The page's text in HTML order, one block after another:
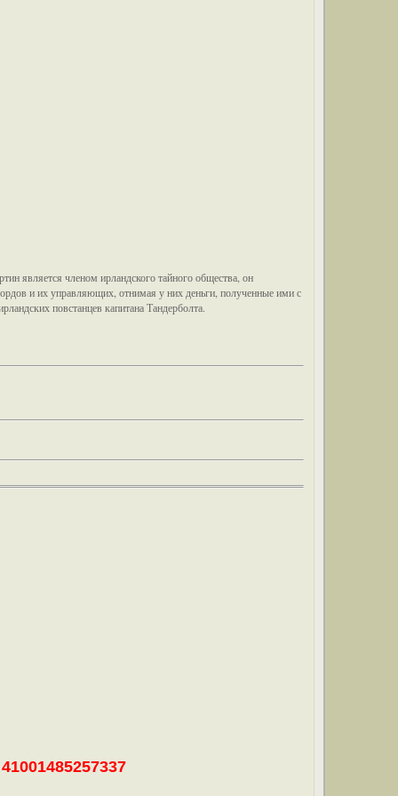
является членом ирландского тайного общества, он
и их управляющих, отнимая у них деньги, полученные ими с
повстанцев капитана Тандерболта.
41001485257337